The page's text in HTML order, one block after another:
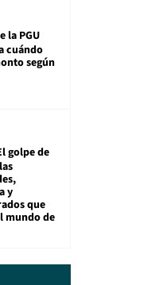
la PGU
cuándo
según
golpe de
y
que
mundo de